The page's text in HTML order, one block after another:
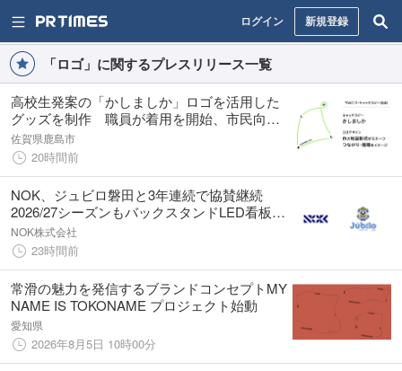
ログイン 新規登録
「ロゴ」に関するプレスリリース一覧
高校生発案の「かしましか」ロゴを活用した
グッズを制作 職員が着用を開始、市民向け
販売も予定
佐賀県鹿島市
20時間前
NOK、ジュビロ磐田と3年連続で協賛継続
2026/27シーズンもバックスタンドLED看板に
NOKロゴを掲出
NOK株式会社
23時間前
常滑の魅力を発信するブランドコンセプトMY
NAME IS TOKONAME プロジェクト始動
愛知県
2026年8月5日 10時00分